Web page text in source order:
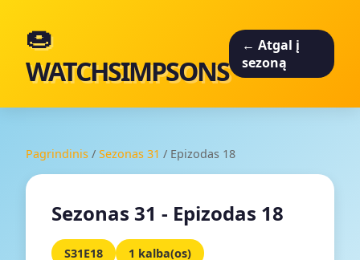
🍩
WATCHSIMPSONS
← Atgal į
sezoną
Pagrindinis / Sezonas 31 / Epizodas 18
Sezonas 31 - Epizodas 18
S31E18 1 kalba(os)